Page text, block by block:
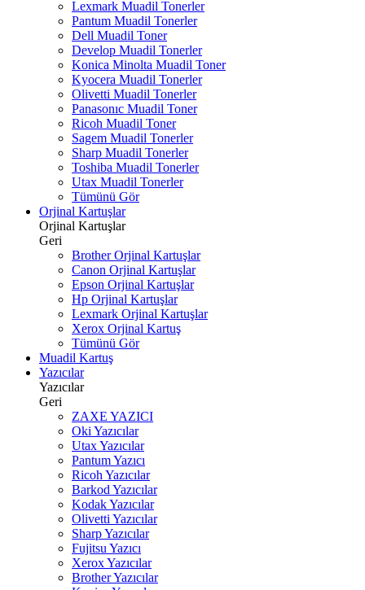
Lexmark Muadil Tonerler
Pantum Muadil Tonerler
Dell Muadil Toner
Develop Muadil Tonerler
Konica Minolta Muadil Toner
Kyocera Muadil Tonerler
Olivetti Muadil Tonerler
Panasonıc Muadil Toner
Ricoh Muadil Toner
Sagem Muadil Tonerler
Sharp Muadil Tonerler
Toshiba Muadil Tonerler
Utax Muadil Tonerler
Tümünü Gör
Orjinal Kartuşlar
Orjinal Kartuşlar
Geri
Brother Orjinal Kartuşlar
Canon Orjinal Kartuşlar
Epson Orjinal Kartuşlar
Hp Orjinal Kartuşlar
Lexmark Orjinal Kartuşlar
Xerox Orjinal Kartuş
Tümünü Gör
Muadil Kartuş
Yazıcılar
Yazıcılar
Geri
ZAXE YAZICI
Oki Yazıcılar
Utax Yazıcılar
Pantum Yazıcı
Ricoh Yazıcılar
Barkod Yazıcılar
Kodak Yazıcılar
Olivetti Yazıcılar
Sharp Yazıcılar
Fujitsu Yazıcı
Xerox Yazıcılar
Brother Yazıcılar